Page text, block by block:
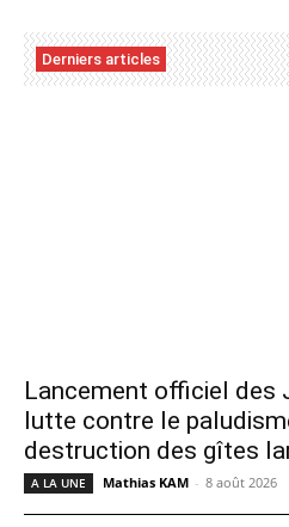
Derniers articles
Lancement officiel des
lutte contre le
destruction des gîtes
A LA UNE Mathias KAM - 8 août 2026